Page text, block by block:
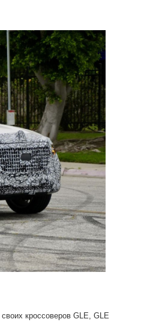
кроссоверов GLE, GLE